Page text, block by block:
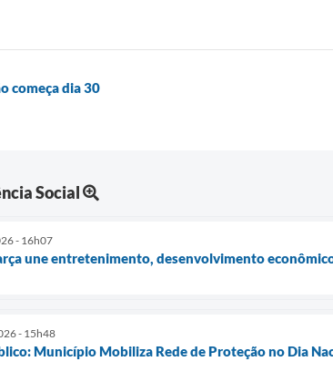
começa dia 30
Social
- 16h07
une entretenimento, desenvolvimento
- 15h48
Município Mobiliza Rede de Proteção no Dia